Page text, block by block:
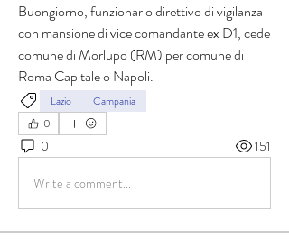
Buongiorno, funzionario direttivo di vigilanza
con mansione di vice comandante ex D1, cede
comune di Morlupo (RM) per comune di
Roma Capitale o Napoli.
Lazio
Campania
0
0 151
Write a comment...